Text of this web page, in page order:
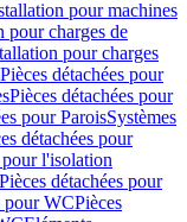
pour machines
pour charges de
pour charges
Pièces détachées pour
Pièces détachées pour
pour ParoisSystèmes
détachées pour
l'isolation
Pièces détachées pour
pour WCPièces